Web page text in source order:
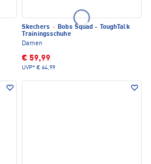
Skechers · Bobs Squad - ToughTalk
Trainingsschuhe
Damen
€ 59,99
UVP* € 64,99